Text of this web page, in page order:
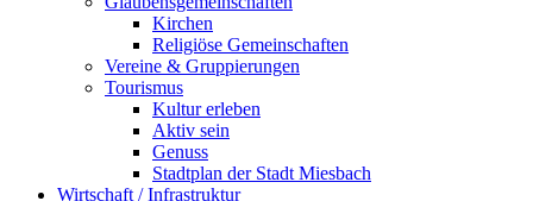
Kirchen
Religiöse Gemeinschaften
Vereine & Gruppierungen
Tourismus
Kultur erleben
Aktiv sein
Genuss
Stadtplan der Stadt Miesbach
Wirtschaft / Infrastruktur